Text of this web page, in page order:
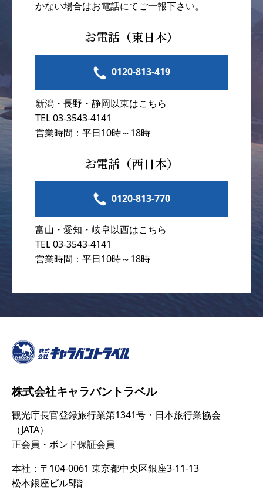
かない場合はお電話にてご一報下さい。
お電話（東日本）
0120-813-419
新潟・長野・静岡以東はこちら
TEL 03-3543-4141
営業時間：平日10時～18時
お電話（西日本）
0120-813-770
富山・愛知・岐阜以西はこちら
TEL 03-3543-4141
営業時間：平日10時～18時
株式会社キャラバントラベル
観光庁長官登録旅行業第1341号・日本旅行業協会
（JATA）
正会員・ボンド保証会員
本社：〒104-0061 東京都中央区銀座3-11-13
松本銀座ビル5階